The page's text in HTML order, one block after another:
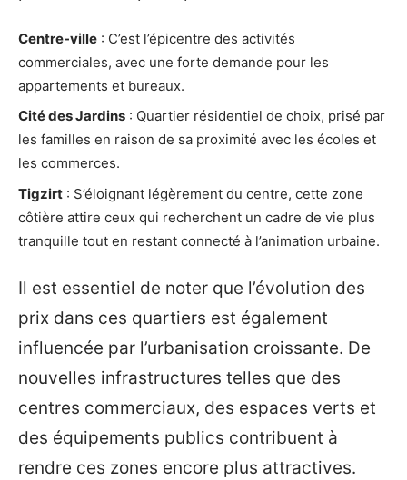
Centre-ville : C’est l’épicentre des activités
commerciales, avec une forte demande pour les
appartements et bureaux.
Cité des Jardins : Quartier résidentiel de choix, prisé par
les familles en raison de sa proximité avec les écoles et
les commerces.
Tigzirt : S’éloignant légèrement du centre, cette zone
côtière attire ceux qui recherchent un cadre de vie plus
tranquille tout en restant connecté à l’animation urbaine.
Il est essentiel de noter que l’évolution des
prix dans ces quartiers est également
influencée par l’urbanisation croissante. De
nouvelles infrastructures telles que des
centres commerciaux, des espaces verts et
des équipements publics contribuent à
rendre ces zones encore plus attractives.